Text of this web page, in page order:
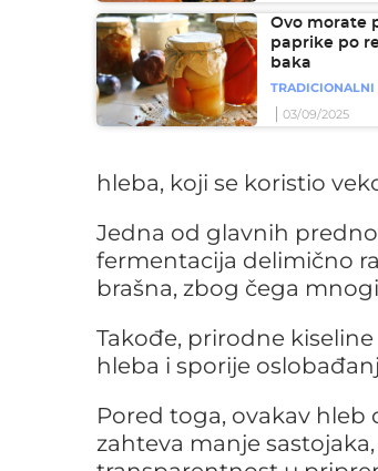
Ovo morate
paprike po
baka
TRADICIONALNI
03/09/2025
hleba, koji se koristio
Jedna od glavnih
fermentacija delimično
brašna, zbog čega
Takođe, prirodne
hleba i sporije
Pored toga, ovakav hleb
zahteva manje